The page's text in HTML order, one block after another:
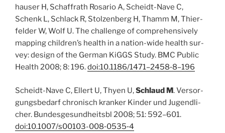
hau­ser H, Schaf­frath Rosa­rio A, Scheidt-Nave C,
Schenk L, Schlack R, Stol­zen­berg H, Thamm M, Thier­
fel­der W, Wolf U. The chall­enge of com­pre­hen­si­ve­ly
map­ping children’s health in a nati­on-wide health sur­
vey: design of the Ger­man KiGGS Stu­dy. BMC Public
Health 2008; 8: 196.doi:10.1186/1471–2458‑8–196
Scheidt-Nave C, Ellert U, Thy­en U,Schlaud M. Ver­sor­
gungs­be­darf chro­nisch kran­ker Kin­der und Jugend­li­
cher. Bun­des­ge­sund­heits­bl 2008; 51: 592–601.
doi:10.1007/s00103-008‑0535‑4